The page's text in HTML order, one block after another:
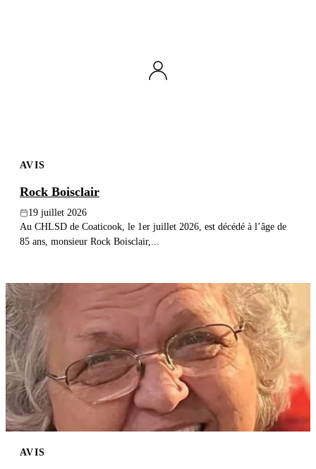
AVIS
Rock Boisclair
19 juillet 2026
Au CHLSD de Coaticook, le 1er juillet 2026, est décédé à l’âge de
85 ans, monsieur Rock Boisclair,...
AVIS